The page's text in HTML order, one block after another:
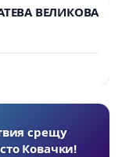
ВЕЛИКОВА
срещу
Ковачки!